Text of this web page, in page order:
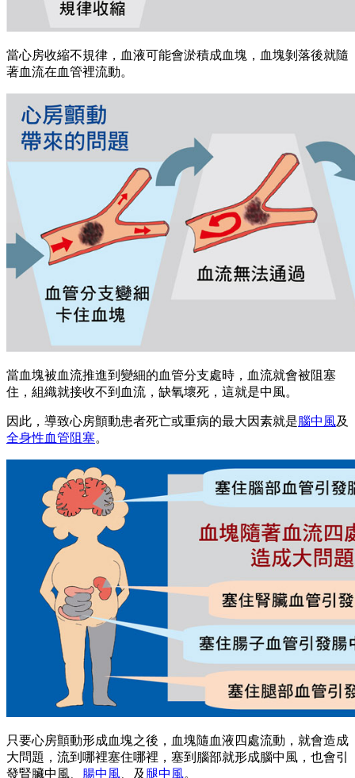
當心房收縮不規律，血液可能會淤積成血塊，血塊剝落後就隨
著血流在血管裡流動。
當血塊被血流推進到變細的血管分支處時，血流就會被阻塞
住，組織就接收不到血流，缺氧壞死，這就是中風。
因此，導致心房顫動患者死亡或重病的最大因素就是腦中風及
全身性血管阻塞。
只要心房顫動形成血塊之後，血塊隨血液四處流動，就會造成
大問題，流到哪裡塞住哪裡，塞到腦部就形成腦中風，也會引
發腎臟中風、 腸中風 、及 腿中風。